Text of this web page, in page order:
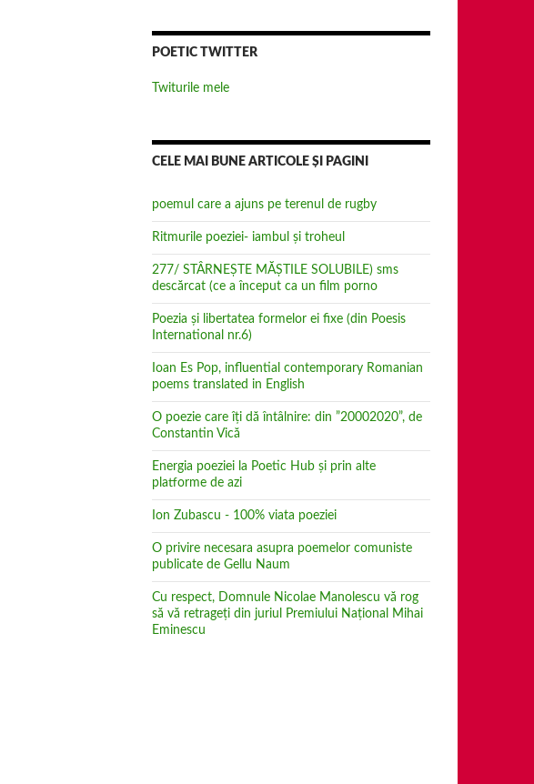
POETIC TWITTER
Twiturile mele
CELE MAI BUNE ARTICOLE ȘI PAGINI
poemul care a ajuns pe terenul de rugby
Ritmurile poeziei- iambul și troheul
277/ STÂRNEȘTE MĂȘTILE SOLUBILE) sms
descărcat (ce a început ca un film porno
Poezia şi libertatea formelor ei fixe (din Poesis
International nr.6)
Ioan Es Pop, influential contemporary Romanian
poems translated in English
O poezie care îți dă întâlnire: din ”20002020”, de
Constantin Vică
Energia poeziei la Poetic Hub și prin alte
platforme de azi
Ion Zubascu - 100% viata poeziei
O privire necesara asupra poemelor comuniste
publicate de Gellu Naum
Cu respect, Domnule Nicolae Manolescu vă rog
să vă retrageţi din juriul Premiului Naţional Mihai
Eminescu